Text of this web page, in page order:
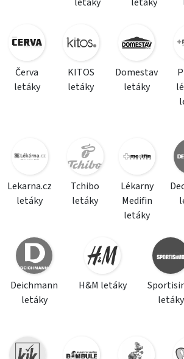
Červa
letáky
KITOS
letáky
Domestav
letáky
Lekarna.cz
letáky
Tchibo
letáky
Lékarny
Medifin
letáky
Deichmann
letáky
H&M letáky
letáky